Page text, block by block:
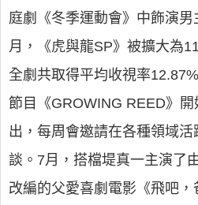
庭劇《冬季運動會》中飾演
月，《虎與龍SP》被擴大為
全劇共取得平均收視率
節目《GROWING REED》
出，每周會邀請在各種領域
談。7月，搭檔堤真一主演了
改編的父愛喜劇電影《飛吧，